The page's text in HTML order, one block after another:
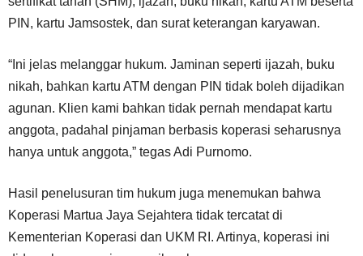
PIN, kartu Jamsostek, dan surat keterangan karyawan.
“Ini jelas melanggar hukum. Jaminan seperti ijazah, buku
nikah, bahkan kartu ATM dengan PIN tidak boleh dijadikan
agunan. Klien kami bahkan tidak pernah mendapat kartu
anggota, padahal pinjaman berbasis koperasi seharusnya
hanya untuk anggota,” tegas Adi Purnomo.
Hasil penelusuran tim hukum juga menemukan bahwa
Koperasi Martua Jaya Sejahtera tidak tercatat di
Kementerian Koperasi dan UKM RI. Artinya, koperasi ini